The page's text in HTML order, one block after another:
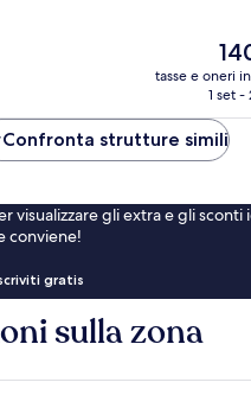
Il
140 €
tasse e oneri
1 set -
Confronta strutture simili
visualizzare gli extra e gli sconti
conviene!
gratis
sulla zona